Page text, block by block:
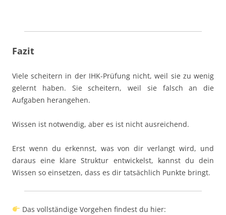
Fazit
Viele scheitern in der IHK-Prüfung nicht, weil sie zu wenig
gelernt haben. Sie scheitern, weil sie falsch an die
Aufgaben herangehen.
Wissen ist notwendig, aber es ist nicht ausreichend.
Erst wenn du erkennst, was von dir verlangt wird, und
daraus eine klare Struktur entwickelst, kannst du dein
Wissen so einsetzen, dass es dir tatsächlich Punkte bringt.
Das vollständige Vorgehen findest du hier: